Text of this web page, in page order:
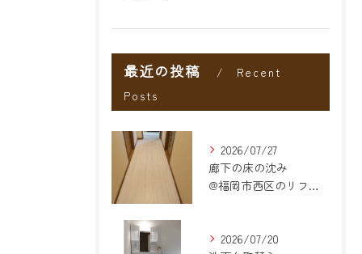
最近の投稿
Recent
Posts
2026/07/27
廊下の床の沈み
@福岡市西区のリフォーム
2026/07/20